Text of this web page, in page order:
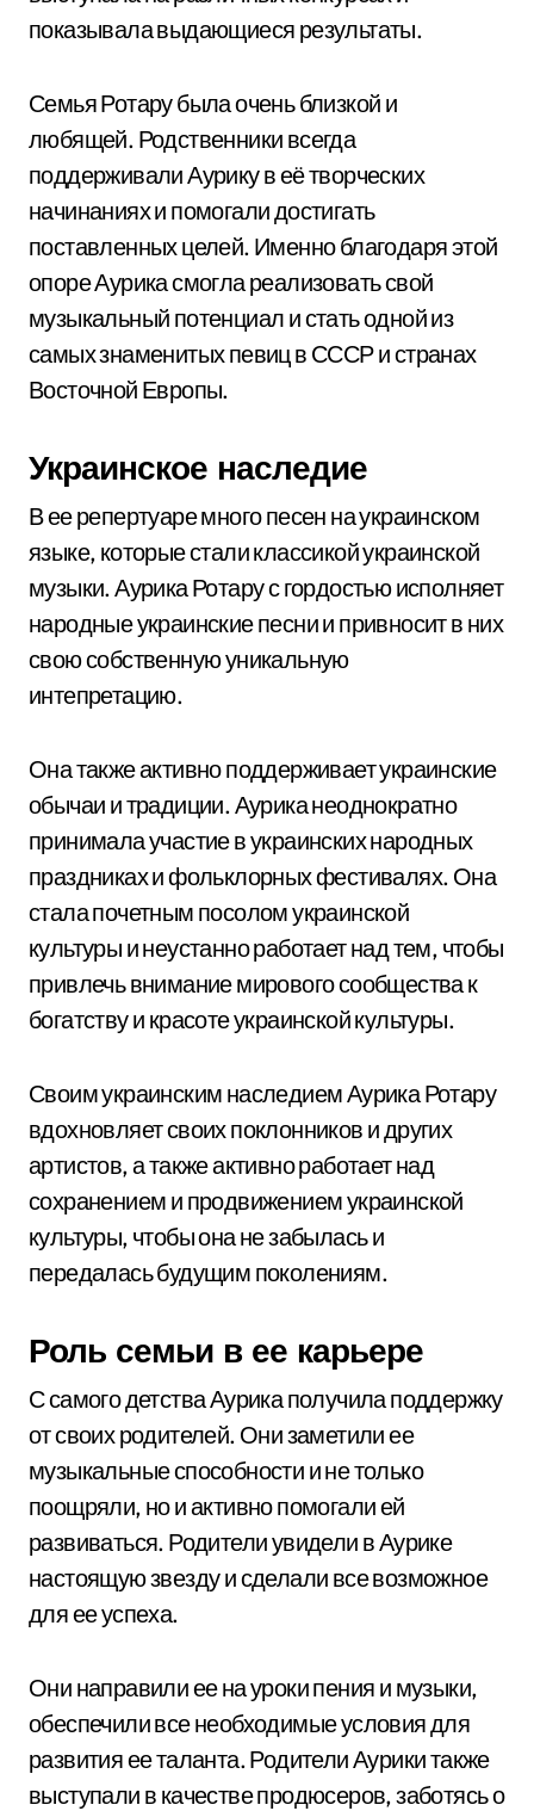
показывала выдающиеся результаты.
Семья Ротару была очень близкой и
любящей. Родственники всегда
поддерживали Аурику в её творческих
начинаниях и помогали достигать
поставленных целей. Именно благодаря этой
опоре Аурика смогла реализовать свой
музыкальный потенциал и стать одной из
самых знаменитых певиц в СССР и странах
Восточной Европы.
Украинское наследие
В ее репертуаре много песен на украинском
языке, которые стали классикой украинской
музыки. Аурика Ротару с гордостью исполняет
народные украинские песни и привносит в них
свою собственную уникальную
интепретацию.
Она также активно поддерживает украинские
обычаи и традиции. Аурика неоднократно
принимала участие в украинских народных
праздниках и фольклорных фестивалях. Она
стала почетным посолом украинской
культуры и неустанно работает над тем, чтобы
привлечь внимание мирового сообщества к
богатству и красоте украинской культуры.
Своим украинским наследием Аурика Ротару
вдохновляет своих поклонников и других
артистов, а также активно работает над
сохранением и продвижением украинской
культуры, чтобы она не забылась и
передалась будущим поколениям.
Роль семьи в ее карьере
С самого детства Аурика получила поддержку
от своих родителей. Они заметили ее
музыкальные способности и не только
поощряли, но и активно помогали ей
развиваться. Родители увидели в Аурике
настоящую звезду и сделали все возможное
для ее успеха.
Они направили ее на уроки пения и музыки,
обеспечили все необходимые условия для
развития ее таланта. Родители Аурики также
выступали в качестве продюсеров, заботясь о